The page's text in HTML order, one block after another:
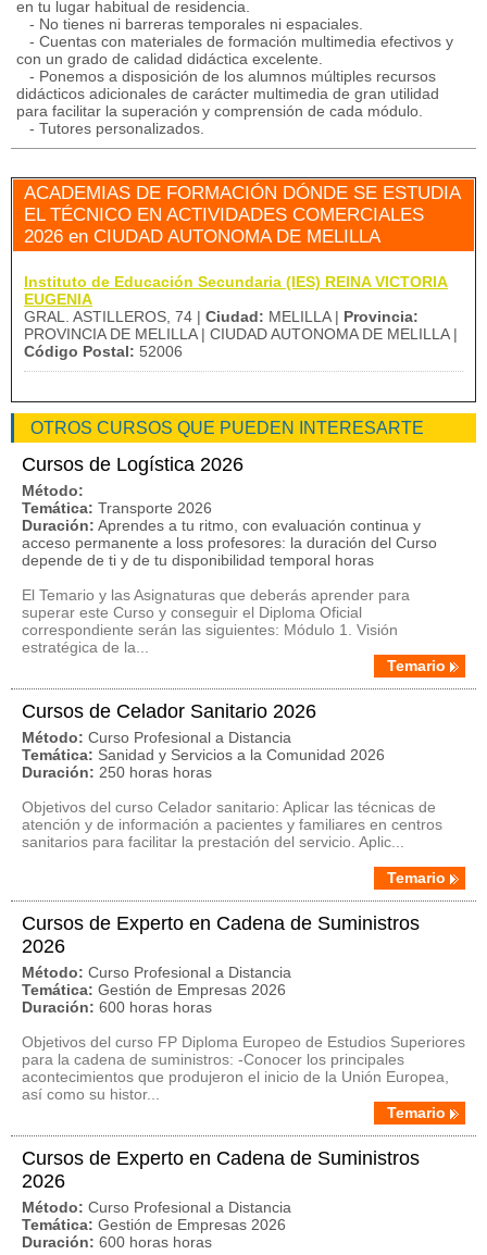
en tu lugar habitual de residencia.
- No tienes ni barreras temporales ni espaciales.
- Cuentas con materiales de formación multimedia efectivos y
con un grado de calidad didáctica excelente.
- Ponemos a disposición de los alumnos múltiples recursos
didácticos adicionales de carácter multimedia de gran utilidad
para facilitar la superación y comprensión de cada módulo.
- Tutores personalizados.
ACADEMIAS DE FORMACIÓN DÓNDE SE ESTUDIA
EL TÉCNICO EN ACTIVIDADES COMERCIALES
2026 en CIUDAD AUTONOMA DE MELILLA
Instituto de Educación Secundaria (IES) REINA VICTORIA
EUGENIA
GRAL. ASTILLEROS, 74 | Ciudad: MELILLA | Provincia:
PROVINCIA DE MELILLA | CIUDAD AUTONOMA DE MELILLA |
Código Postal: 52006
OTROS CURSOS QUE PUEDEN INTERESARTE
Cursos de Logística 2026
Método:
Temática: Transporte 2026
Duración: Aprendes a tu ritmo, con evaluación continua y
acceso permanente a loss profesores: la duración del Curso
depende de ti y de tu disponibilidad temporal horas
El Temario y las Asignaturas que deberás aprender para
superar este Curso y conseguir el Diploma Oficial
correspondiente serán las siguientes: Módulo 1. Visión
estratégica de la...
Temario
Cursos de Celador Sanitario 2026
Método: Curso Profesional a Distancia
Temática: Sanidad y Servicios a la Comunidad 2026
Duración: 250 horas horas
Objetivos del curso Celador sanitario: Aplicar las técnicas de
atención y de información a pacientes y familiares en centros
sanitarios para facilitar la prestación del servicio. Aplic...
Temario
Cursos de Experto en Cadena de Suministros
2026
Método: Curso Profesional a Distancia
Temática: Gestión de Empresas 2026
Duración: 600 horas horas
Objetivos del curso FP Diploma Europeo de Estudios Superiores
para la cadena de suministros: -Conocer los principales
acontecimientos que produjeron el inicio de la Unión Europea,
así como su histor...
Temario
Cursos de Experto en Cadena de Suministros
2026
Método: Curso Profesional a Distancia
Temática: Gestión de Empresas 2026
Duración: 600 horas horas